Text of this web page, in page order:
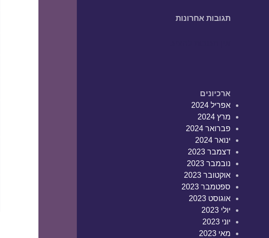
תגובות אחרונות
ארכיונים
אפריל 2024
מרץ 2024
פברואר 2024
ינואר 2024
דצמבר 2023
נובמבר 2023
אוקטובר 2023
ספטמבר 2023
אוגוסט 2023
יולי 2023
יוני 2023
מאי 2023